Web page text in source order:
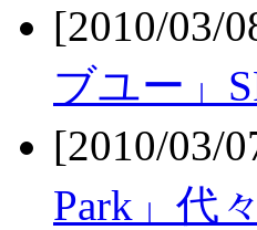
[2010/03/
ブユー」
[2010/03/
Park」代